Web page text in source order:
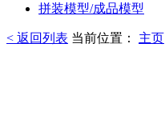
拼装模型/成品模型
< 返回列表 当前位置： 主页